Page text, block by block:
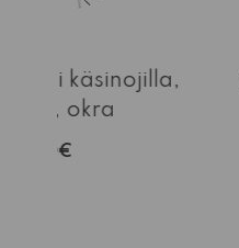
tuoli käsinojilla,
okra